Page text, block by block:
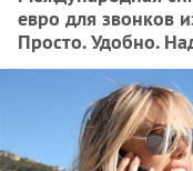
евро для звонков
Просто. Удобно.